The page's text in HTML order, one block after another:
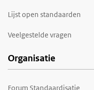
Lijst open standaarden
Veelgestelde vragen
Organisatie
Forum Standaardisatie